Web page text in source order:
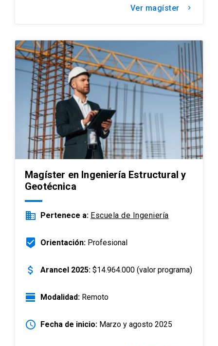
Ver magíster keyboard_arrow_right
Magíster en Ingeniería Estructural y
Geotécnica
business Pertenece a: Escuela de Ingeniería
beenhere Orientación: Profesional
attach_money Arancel 2025: $14.964.000 (valor programa)
view_day Modalidad: Remoto
schedule Fecha de inicio: Marzo y agosto 2025